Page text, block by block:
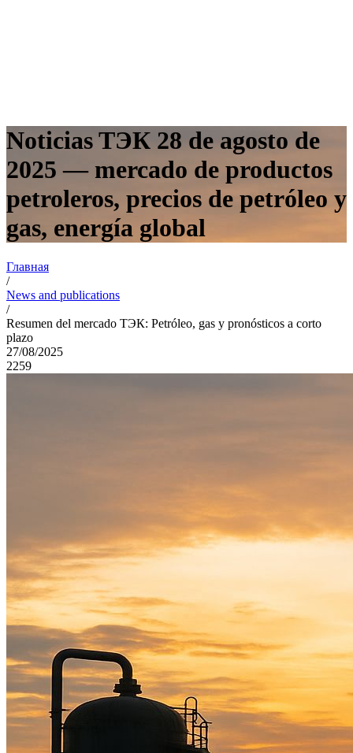
Noticias TЭК 28 de agosto de
2025 — mercado de productos
petroleros, precios de petróleo y
gas, energía global
Главная
/
News and publications
/
Resumen del mercado TЭК: Petróleo, gas y pronósticos a corto
plazo
27/08/2025
2259